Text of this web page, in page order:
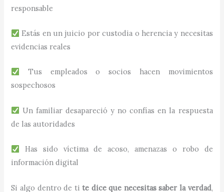
responsable
Estás en un juicio por custodia o herencia y necesitas
evidencias reales
Tus empleados o socios hacen movimientos
sospechosos
Un familiar desapareció y no confías en la respuesta
de las autoridades
Has sido víctima de acoso, amenazas o robo de
información digital
Si algo dentro de tite dice que necesitas saber la verdad,